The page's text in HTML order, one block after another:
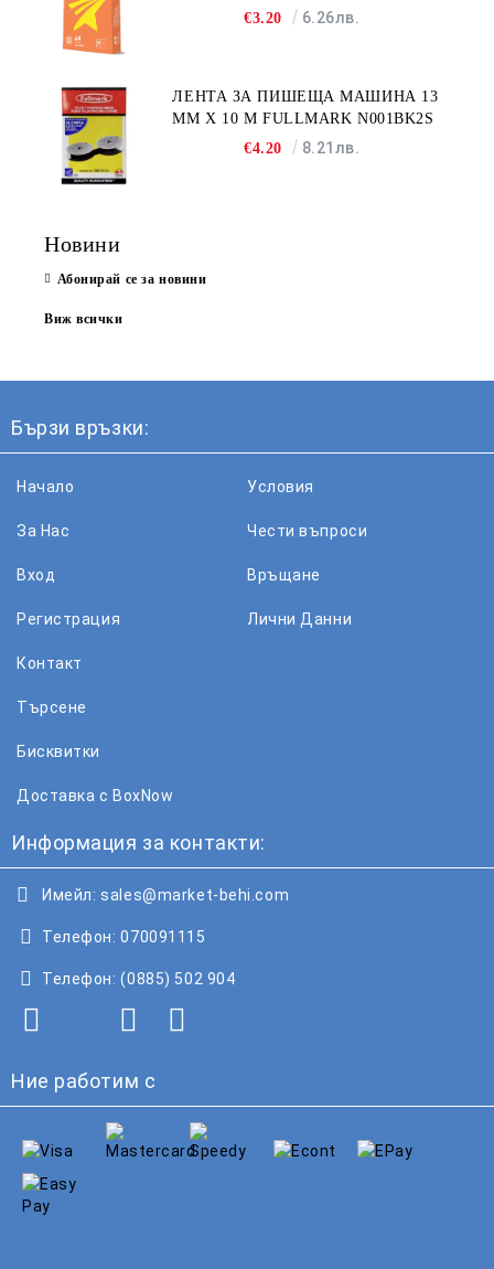
€3.20
6.26лв.
ЛЕНТА ЗА ПИШЕЩА МАШИНА 13
MM X 10 M FULLMARK N001BK2S
€4.20
8.21лв.
Новини
Абонирай се за новини
Виж всички
Бързи връзки:
Начало
За Нас
Вход
Регистрация
Условия
Чести въпроси
Връщане
Лични Данни
Контакт
Търсене
Бисквитки
Доставка с BoxNow
Информация за контакти:
Имейл: sales@market-behi.com
Телефон: 070091115
Телефон: (0885) 502 904
Ние работим с